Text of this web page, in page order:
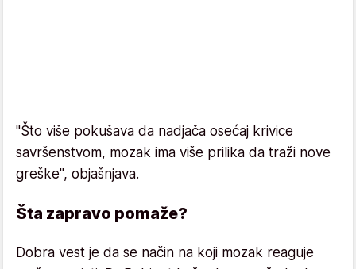
"Što više pokušava da nadjača osećaj krivice
savršenstvom, mozak ima više prilika da traži nove
greške", objašnjava.
Šta zapravo pomaže?
Dobra vest je da se način na koji mozak reaguje